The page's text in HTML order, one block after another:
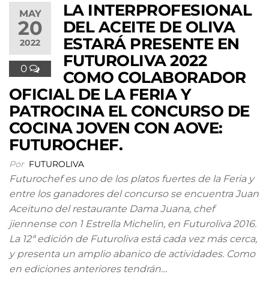
MAY
20
2022
0
LA INTERPROFESIONAL
DEL ACEITE DE OLIVA
ESTARÁ PRESENTE EN
FUTUROLIVA 2022
COMO COLABORADOR
OFICIAL DE LA FERIA Y
PATROCINA EL CONCURSO DE
COCINA JOVEN CON AOVE:
FUTUROCHEF.
Por FUTUROLIVA
Futurochef es uno de los platos fuertes de la Feria y
entre los ganadores del concurso se encuentra Juan
Aceituno del restaurante Dama Juana, chef
jiennense con 1 Estrella Michelin, en Futuroliva 2016.
La 12ª edición de Futuroliva está cada vez más cerca,
y presenta un amplio abanico de actividades. Como
en ediciones anteriores tendrán…